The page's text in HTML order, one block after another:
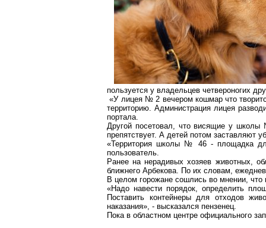
пользуется у владельцев четвероногих
«У лицея № 2 вечером кошмар что
территорию. Администрация лицея
портала.
Другой посетовал, что висящие у школы
препятствует. А детей потом заставляют
«Территория школы № 46 - площадка
пользователь.
Ранее на нерадивых хозяев животных,
ближнего Арбекова. По их словам,
В целом горожане сошлись во мнении, что
«Надо навести порядок, определить
Поставить контейнеры для отходов
наказания», - высказался пензенец.
Пока в областном центре официального